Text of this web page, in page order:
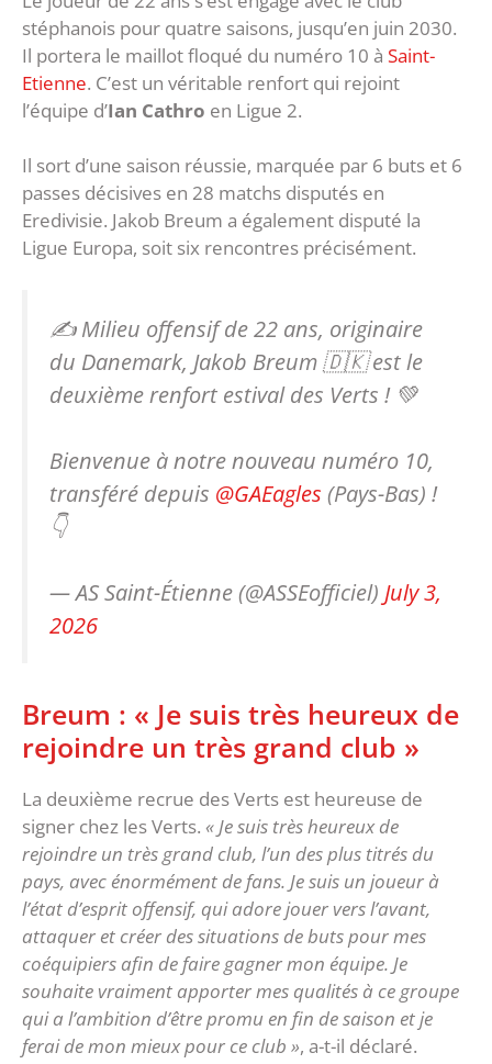
stéphanois pour quatre saisons, jusqu’en juin 2030.
Il portera le maillot floqué du numéro 10 à Saint-
Etienne. C’est un véritable renfort qui rejoint
l’équipe d’Ian Cathro en Ligue 2.
Il sort d’une saison réussie, marquée par 6 buts et 6
passes décisives en 28 matchs disputés en
Eredivisie. Jakob Breum a également disputé la
Ligue Europa, soit six rencontres précisément.
✍️ Milieu offensif de 22 ans, originaire
du Danemark, Jakob Breum 🇩🇰 est le
deuxième renfort estival des Verts ! 💚
Bienvenue à notre nouveau numéro 10,
transféré depuis @GAEagles (Pays-Bas) !
👇
— AS Saint-Étienne (@ASSEofficiel) July 3,
2026
Breum : « Je suis très heureux de
rejoindre un très grand club »
La deuxième recrue des Verts est heureuse de
signer chez les Verts. « Je suis très heureux de
rejoindre un très grand club, l’un des plus titrés du
pays, avec énormément de fans. Je suis un joueur à
l’état d’esprit offensif, qui adore jouer vers l’avant,
attaquer et créer des situations de buts pour mes
coéquipiers afin de faire gagner mon équipe. Je
souhaite vraiment apporter mes qualités à ce groupe
qui a l’ambition d’être promu en fin de saison et je
ferai de mon mieux pour ce club », a-t-il déclaré.